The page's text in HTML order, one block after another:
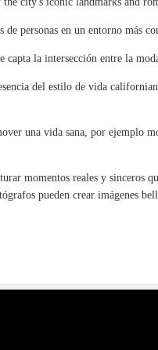
personas en un entorno más
la intersección entre la
del estilo de vida
una vida sana, por ejemplo
momentos reales y sinceros
pueden crear imágenes